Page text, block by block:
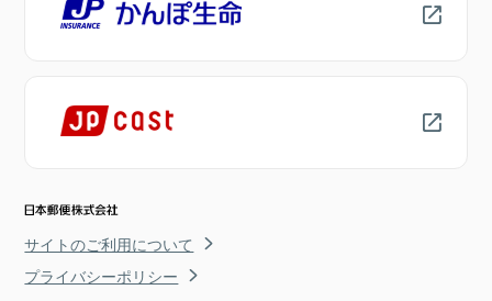
サイトのご利用について
プライバシーポリシー